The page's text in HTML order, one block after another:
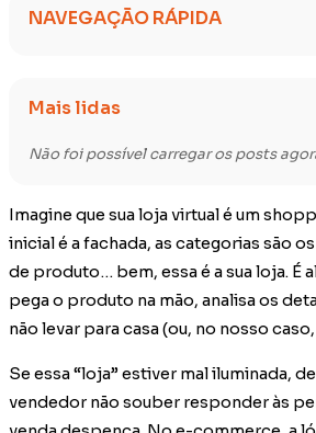
NAVEGAÇÃO RÁPIDA
Mais lidas
Não foi possível carregar os posts
Imagine que sua loja virtual é um
inicial é a fachada, as categorias são
de produto… bem, essa é a sua loja. É
pega o produto na mão, analisa os
não levar para casa (ou, no nosso
Se essa “loja” estiver mal iluminada,
vendedor não souber responder às